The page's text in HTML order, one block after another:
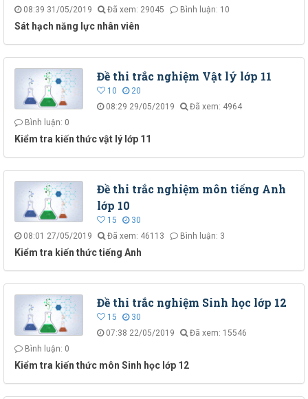
08:39 31/05/2019
Đã xem: 29045 Bình luận: 10
Sát hạch năng lực nhân viên
Đề thi trắc nghiệm Vật lý lớp 11
10
20
08:29 29/05/2019
Đã xem: 4964
Bình luận: 0
Kiểm tra kiến thức vật lý lớp 11
Đề thi trắc nghiệm môn tiếng Anh
lớp 10
15
30
08:01 27/05/2019
Đã xem: 46113 Bình luận: 3
Kiểm tra kiến thức tiếng Anh
Đề thi trắc nghiệm Sinh học lớp 12
15
30
07:38 22/05/2019
Đã xem: 15546
Bình luận: 0
Kiểm tra kiến thức môn Sinh học lớp 12